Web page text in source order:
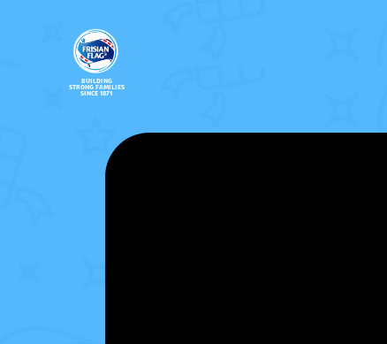
BUILDING
STRONG FAMILIES
SINCE 1871